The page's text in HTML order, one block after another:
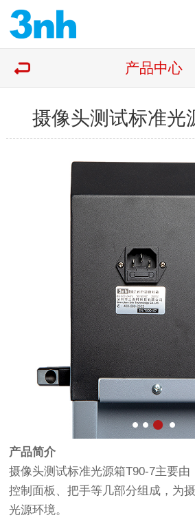
产品中心
摄像头测试标准光
产品简介
摄像头测试标准光源箱T90-7主要由
控制面板、把手等几部分组成，为
光源环境。